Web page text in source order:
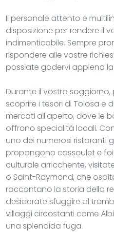
Il personale attento e
disposizione per rendere il
indimenticabile. Sempre
rispondere alle vostre
possiate godervi appieno
Durante il vostro
scoprire i tesori di Tolosa e
mercati all'aperto, dove le
offrono specialità locali.
uno dei numerosi ristoranti
propongono cassoulet e
culturale arricchente,
o Saint-Raymond, che
raccontano la storia della
desiderate sfuggire al
villaggi circostanti come
una splendida fuga.